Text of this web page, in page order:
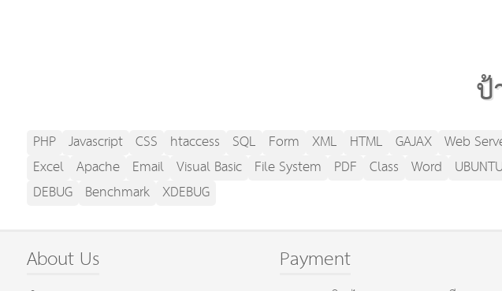
ป้
PHP Javascript CSS htaccess SQL Form XML HTML GAJAX Web
Excel Apache Email Visual Basic File System PDF Class Word UBUNTU
DEBUG Benchmark XDEBUG
About Us Payment